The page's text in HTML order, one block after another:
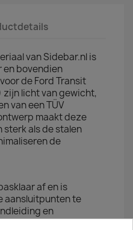
van Sidebar.nl is
en bovendien
de Ford Transit
licht van gewicht,
van een TÜV
maakt deze
sterk als de stalen
de
af en is
aansluitpunten te
en
meegeleverd.